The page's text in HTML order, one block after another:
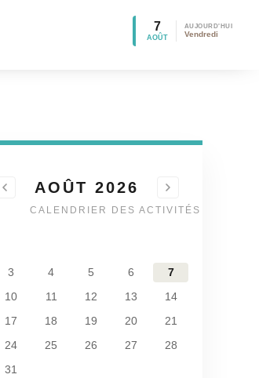
7
AOÛT
AUJOURD'HUI
Vendredi
AOÛT 2026
CALENDRIER DES ACTIVITÉS
3
4 5 6 7
10
11 12 13 14
17
18 19 20 21
24
25 26 27 28
31